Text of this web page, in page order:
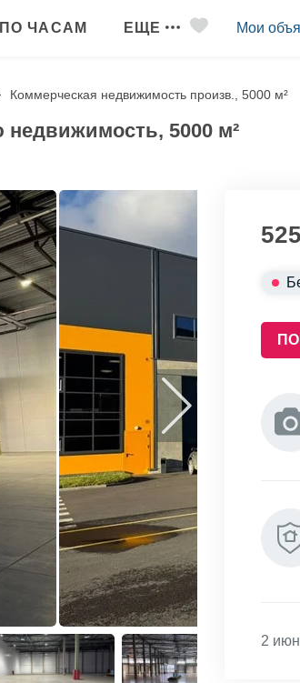
ПО ЧАСАМ ЕЩЕ Мои
Коммерческая недвижимость произв., 5000 м²
5000 м²
2